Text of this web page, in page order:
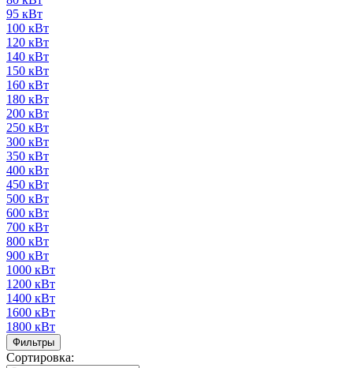
95 кВт
100 кВт
120 кВт
140 кВт
150 кВт
160 кВт
180 кВт
200 кВт
250 кВт
300 кВт
350 кВт
400 кВт
450 кВт
500 кВт
600 кВт
700 кВт
800 кВт
900 кВт
1000 кВт
1200 кВт
1400 кВт
1600 кВт
1800 кВт
Фильтры
Сортировка: